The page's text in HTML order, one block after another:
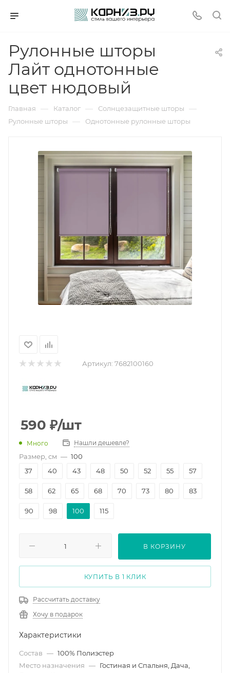
Рулонные шторы
Лайт однотонные
цвет нюдовый
Главная — Каталог — Солнцезащитные шторы —
Рулонные шторы — Однотонные рулонные шторы
Артикул: 7682100160
590 ₽/шт
Много Нашли дешевле?
Размер, см — 100
37
40 43 48 50 52 55 57
58 62 65 68 70 73 80 83
90 98 100 115
В КОРЗИНУ
КУПИТЬ В 1 КЛИК
Рассчитать доставку
Хочу в подарок
Характеристики
Состав — 100% Полиэстер
Место назначения — Гостиная и Спальня, Дача,